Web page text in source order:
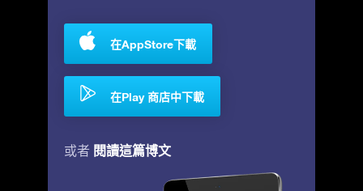
在AppStore下載
在Play 商店中下載
或者 閱讀這篇博文